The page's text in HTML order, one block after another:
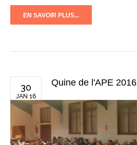
EN SAVOIR PLUS...
30
JAN 16
Quine de l'APE 2016